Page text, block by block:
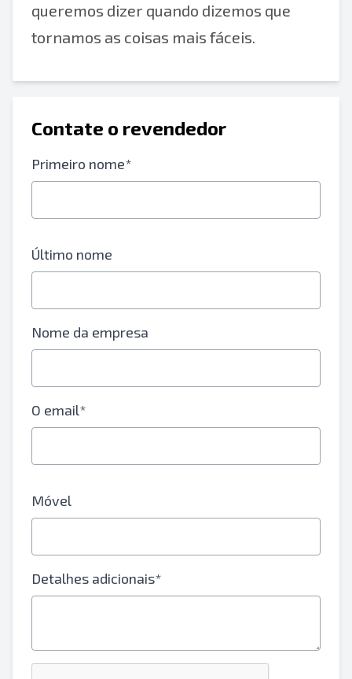
queremos dizer quando dizemos que
tornamos as coisas mais fáceis.
Contate o revendedor
Primeiro nome*
Último nome
Nome da empresa
O email*
Móvel
Detalhes adicionais*